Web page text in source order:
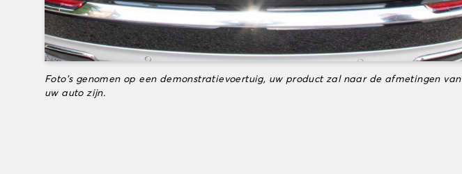
Foto's genomen op een demonstratievoertuig, uw product zal naar de afmetingen van
uw auto zijn.